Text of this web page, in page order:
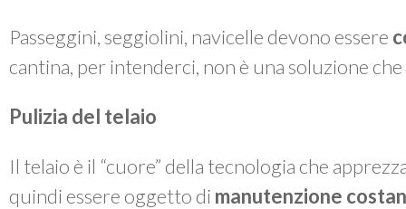
Passeggini, seggiolini, navicelle devono essere
cantina, per intenderci, non è una soluzione
Pulizia del telaio
Il telaio è il “cuore” della tecnologia che
quindi essere oggetto di manutenzione